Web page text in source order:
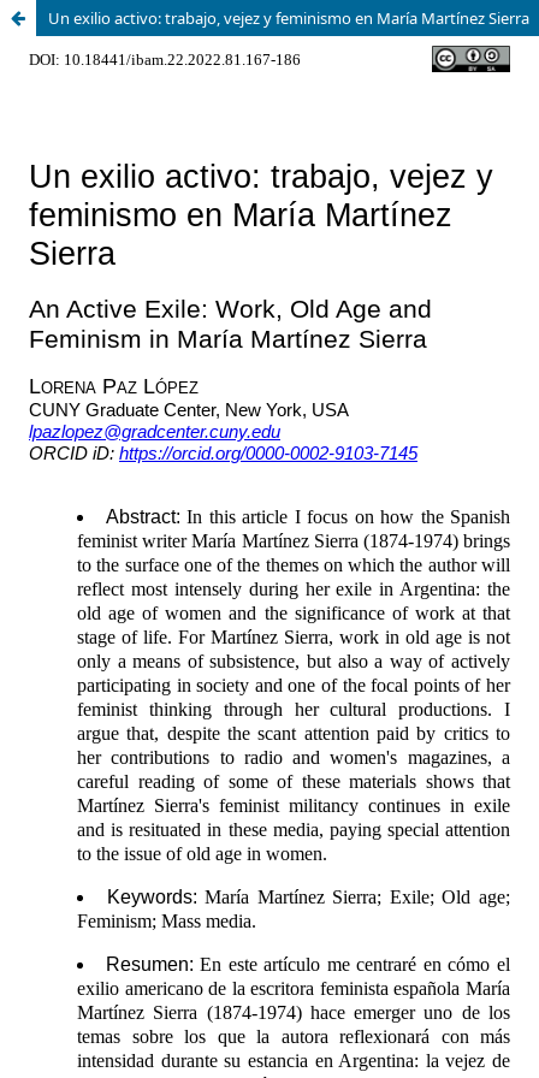
Un exilio activo: trabajo, vejez y feminismo en María Martínez Sierra